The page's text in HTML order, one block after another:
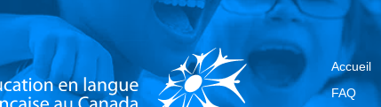
Accueil
FAQ